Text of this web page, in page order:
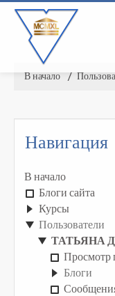
В начало ▶︎
Навигация
В начало
Блоги сайта
Курсы
Пользователи
ТАТЬЯНА
Просмотр
Блоги